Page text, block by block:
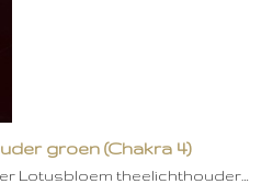
groen (Chakra 4)
Lotusbloem theelichthouder…